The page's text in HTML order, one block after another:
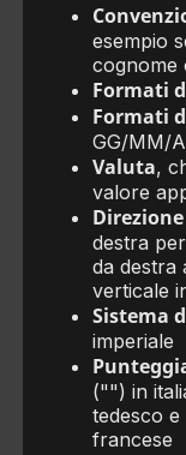
esempio
cognome
Formati
Formati
GG/MM/
Valuta,
valore
destra
da destra
verticale
Sistema
imperiale
("") in
tedesco
francese